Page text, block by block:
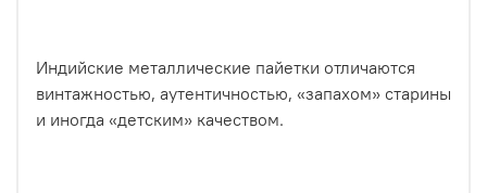
Индийские металлические пайетки отличаются
винтажностью, аутентичностью, «запахом» старины
и иногда «детским» качеством.